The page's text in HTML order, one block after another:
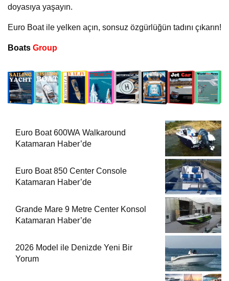
doyasıya yaşayın.
Euro Boat ile yelken açın, sonsuz özgürlüğün tadını çıkarın!
Boats Group
Euro Boat 600WA Walkaround
Katamaran Haber’de
Euro Boat 850 Center Console
Katamaran Haber’de
Grande Mare 9 Metre Center Konsol
Katamaran Haber’de
2026 Model ile Denizde Yeni Bir
Yorum